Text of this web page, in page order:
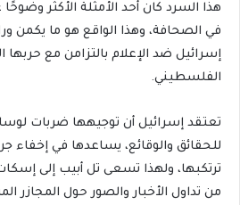
هذا السرد كان أحد الأمثلة الأكثر
في الصحافة، وهذا الواقع هو ما يكمن
إسرائيل ضد الإعلام بالتزامن مع
الفلسطيني.
تعتقد إسرائيل أن توجيهها ضربات
للحقائق والوقائع، يساعدها في إخفاء
ترتكبها، ولهذا تسعى تل أبيب إلى
من تداول الأخبار والصور حول المجازر